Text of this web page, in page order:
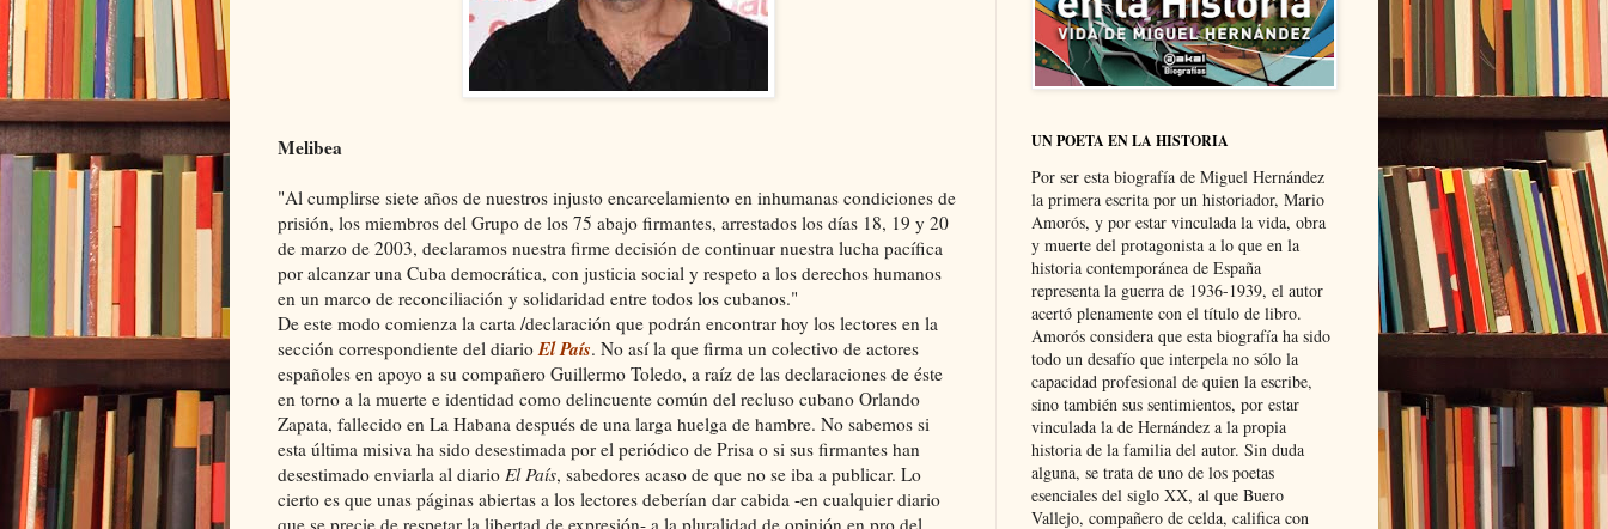
Melibea
"Al cumplirse siete años de nuestros injusto encarcelamiento en inhumanas condiciones de
prisión, los miembros del Grupo de los 75 abajo firmantes, arrestados los días 18, 19 y 20
de marzo de 2003, declaramos nuestra firme decisión de continuar nuestra lucha pacífica
por alcanzar una Cuba democrática, con justicia social y respeto a los derechos humanos
en un marco de reconciliación y solidaridad entre todos los cubanos."
De este modo comienza la carta /declaración que podrán encontrar hoy los lectores en la
sección correspondiente del diario El País. No así la que firma un colectivo de actores
españoles en apoyo a su compañero Guillermo Toledo, a raíz de las declaraciones de éste
en torno a la muerte e identidad como delincuente común del recluso cubano Orlando
Zapata, fallecido en La Habana después de una larga huelga de hambre. No sabemos si
esta última misiva ha sido desestimada por el periódico de Prisa o si sus firmantes han
desestimado enviarla al diario El País, sabedores acaso de que no se iba a publicar. Lo
cierto es que unas páginas abiertas a los lectores deberían dar cabida -en cualquier diario
que se precie de respetar la libertad de expresión- a la pluralidad de opinión en pro del
UN POETA EN LA HISTORIA
Por ser esta biografía de Miguel Hernández
la primera escrita por un historiador, Mario
Amorós, y por estar vinculada la vida, obra
y muerte del protagonista a lo que en la
historia contemporánea de España
representa la guerra de 1936-1939, el autor
acertó plenamente con el título de libro.
Amorós considera que esta biografía ha sido
todo un desafío que interpela no sólo la
capacidad profesional de quien la escribe,
sino también sus sentimientos, por estar
vinculada la de Hernández a la propia
historia de la familia del autor. Sin duda
alguna, se trata de uno de los poetas
esenciales del siglo XX, al que Buero
Vallejo, compañero de celda, califica con